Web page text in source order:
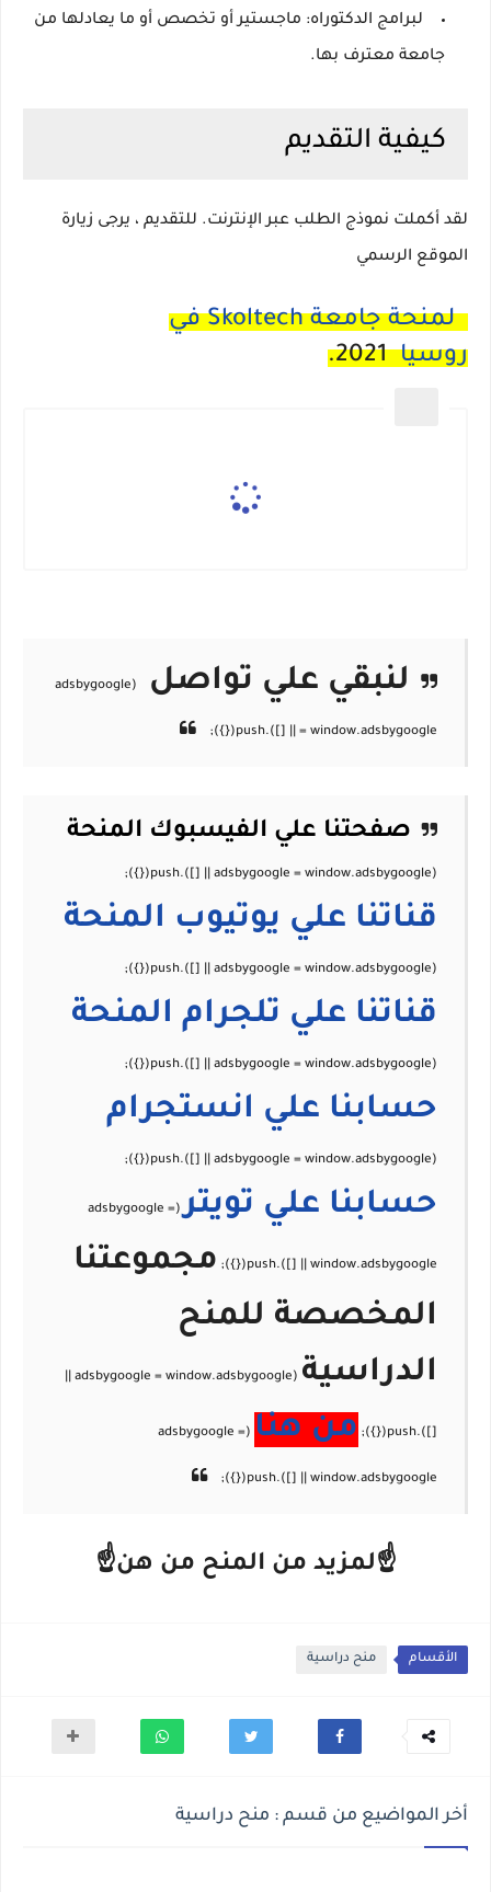
لبرامج الدكتوراه: ماجستير أو تخصص أو ما يعادلها من
جامعة معترف بها.
كيفية التقديم
لقد أكملت نموذج الطلب عبر الإنترنت. للتقديم ، يرجى زيارة
الموقع الرسمي
لمنحة جامعة Skoltech في
روسيا2021.
لنبقي علي تواصل
صفحتنا علي الفيسبوك المنحة
قناتنا علي يوتيوب المنحة
قناتنا علي تلجرام المنحة
حسابنا علي انستجرام
حسابنا علي تويتر
مجموعتنا
المخصصة للمنح
الدراسية
من هنا
☝لمزيد من المنح من هن☝
الأقسام منح دراسية
أخر المواضيع من قسم : منح دراسية